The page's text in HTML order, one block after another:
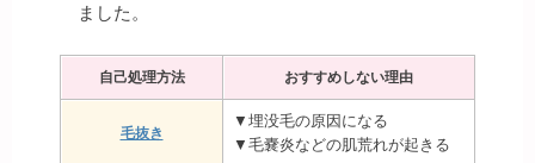
ました。
自己処理方法 おすすめしない理由
毛抜き
▼埋没毛の原因になる
▼毛嚢炎などの肌荒れが起きる